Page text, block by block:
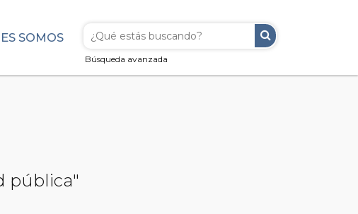
Búsqueda avanzada
SOMOS
pública"